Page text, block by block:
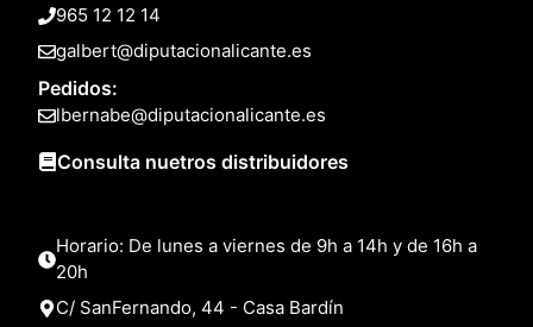
965 12 12 14
galbert@diputacionalicante.es
Pedidos:
lbernabe@diputacionalicante.es
Consulta nuetros distribuidores
Horario: De lunes a viernes de 9h a 14h y de 16h a
20h
C/ SanFernando, 44 - Casa Bardín